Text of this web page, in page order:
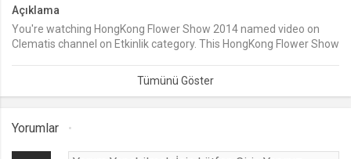
lang
.web.tv
Seçilen dil tercihini tutmak
1 ay
.web.tv
Açıklama
You're watching HongKong Flower Show 2014 named video on
Clematis channel on Etkinlik category. This HongKong Flower Show
Yorumlar